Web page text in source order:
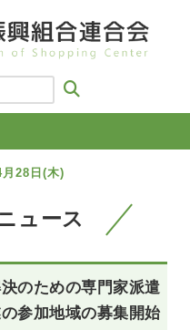
28日(木)
ュース
のための専門家派遣
参加地域の募集開始